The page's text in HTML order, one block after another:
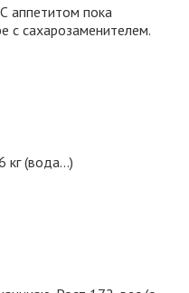
аппетитом пока
с сахарозаменителем.
кг (вода…)